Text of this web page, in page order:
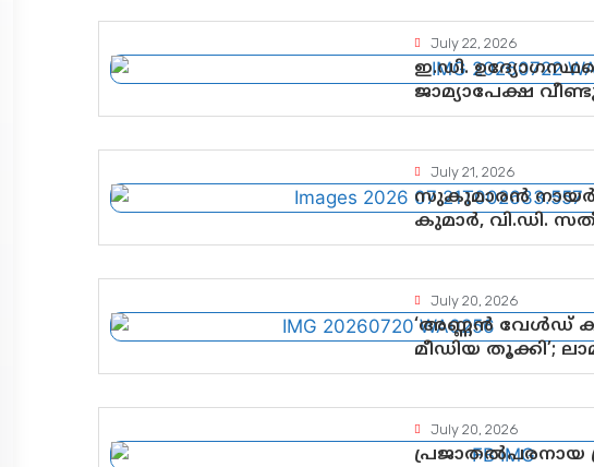
July 22, 2026
ഇ.ഡി.
ജാമ്യാപേക്ഷ
അനുമതി
July 21, 2026
സുകുമാരൻ
കുമാർ, വി.ഡി.
July 20, 2026
‘അണ്ണൻ വേൾഡ്
മീഡിയ തൂക്കി’;
July 20, 2026
പ്രജാതൽപരനായ